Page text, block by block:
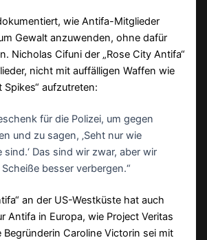
wie Antifa-Mitglieder
Gewalt anzuwenden, ohne dafür
Nicholas Cifuni der „Rose City Antifa“
nicht mit auffälligen Waffen wie
Spikes“ aufzutreten:
für die Polizei, um gegen
und zu sagen, ‚Seht nur wie
Das sind wir zwar, aber wir
besser verbergen.“
an der US-Westküste hat auch
Antifa in Europa, wie Project Veritas
Begründerin Caroline Victorin sei mit